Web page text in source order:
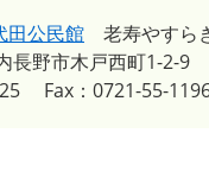
田公民館
老寿やすら
長野市木戸西町1-2-9
Fax：0721-55-